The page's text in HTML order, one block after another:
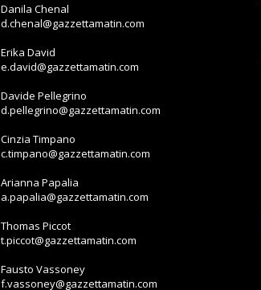
Danila Chenal
d.chenal@gazzettamatin.com
Erika David
e.david@gazzettamatin.com
Davide Pellegrino
d.pellegrino@gazzettamatin.com
Cinzia Timpano
c.timpano@gazzettamatin.com
Arianna Papalia
a.papalia@gazzettamatin.com
Thomas Piccot
t.piccot@gazzettamatin.com
Fausto Vassoney
f.vassoney@gazzettamatin.com